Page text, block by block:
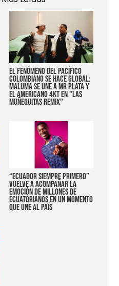
EL FENÓMENO DEL PACÍFICO
COLOMBIANO SE HACE GLOBAL:
MALUMA SE UNE A MR PLATA Y
EL AMERICANO 4KT EN "LAS
MUÑEQUITAS REMIX"
“Ecuador siempre primero”
vuelve a acompañar la
emoción de millones de
ecuatorianos en un momento
que une al país